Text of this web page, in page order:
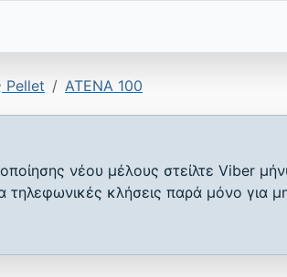
Pellet ATENA 100
νέου μέλους στείλτε Viber
τηλεφωνικές κλήσεις παρά μόνο για